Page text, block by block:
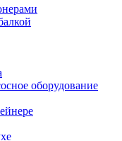
оборудование